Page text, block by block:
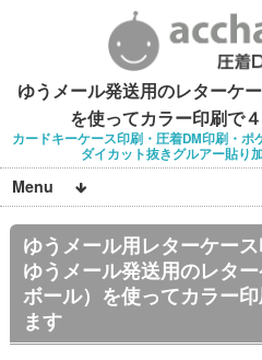
ゆうメール発送用のレターケ
を使ってカラー印刷で
カードキーケース印刷・圧着DM印刷・
ダイカット抜きグルアー貼り
Menu
ゆうメール用レターケー
ゆうメール発送用のレタ
ボール）を使ってカラー
ます